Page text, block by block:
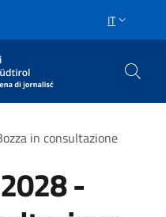
IT
in consultazione
-